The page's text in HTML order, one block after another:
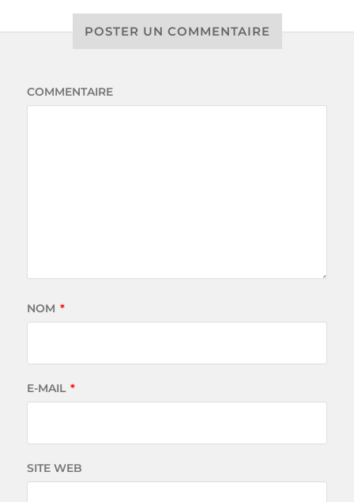
POSTER UN COMMENTAIRE
COMMENTAIRE
NOM *
E-MAIL *
SITE WEB